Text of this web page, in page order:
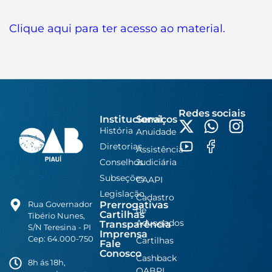
Clique aqui para ter acesso ao material.
Rua Governador
Tibério Nunes,
S/N Teresina - PI
Cep: 64.000-750
8h ás 18h,
Institucional
História
Diretorias
Conselhos
Subseções
Legislação
Prerrogativas
Cartilhas
Transparência
Imprensa
Fale
Conosco
Serviços
Anuidade
Assistência
Judiciária
CAAPI
Cadastro
de
Advogados
Cartilhas
Cashback
Redes sociais